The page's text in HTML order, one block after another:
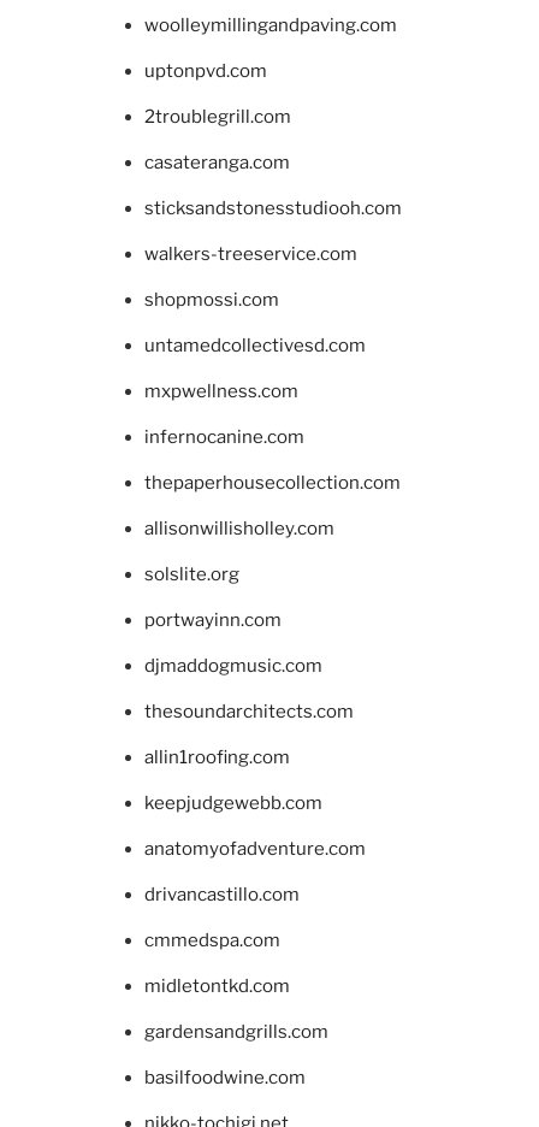
woolleymillingandpaving.com
uptonpvd.com
2troublegrill.com
casateranga.com
sticksandstonesstudiooh.com
walkers-treeservice.com
shopmossi.com
untamedcollectivesd.com
mxpwellness.com
infernocanine.com
thepaperhousecollection.com
allisonwillisholley.com
solslite.org
portwayinn.com
djmaddogmusic.com
thesoundarchitects.com
allin1roofing.com
keepjudgewebb.com
anatomyofadventure.com
drivancastillo.com
cmmedspa.com
midletontkd.com
gardensandgrills.com
basilfoodwine.com